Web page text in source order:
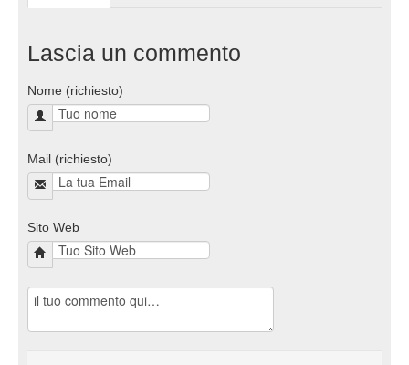
Lascia un commento
Nome (richiesto)
Mail (richiesto)
Sito Web